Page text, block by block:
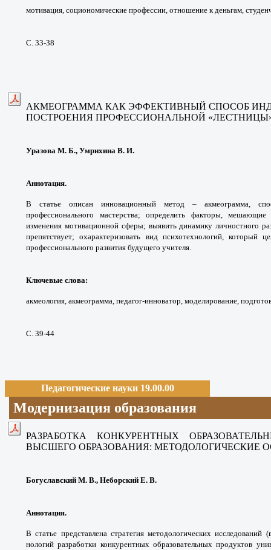
мотивация, социономические профессии, отношение к деньгам,
С. 33-38
АКМЕОГРАММА КАК ЭФФЕКТИВНЫЙ СПОСОБ
ПОСТРОЕНИЯ ПРОФЕССИОНАЛЬНОЙ
Уразова М. Б., Умрихина В. И.
Аннотация.
В статье описан инновационный метод – акмеограмма,
профессионального мастерства; определить факторы,
изменения мотивационной сферы; выявить динамикуличностного
препятствует; охарактеризовать вид психотехнологий, который
профессионального развития будущего учителя.
Ключевые слова:
акмеология, акмеограмма, педагог-инноватор, моделирование,
С. 39-44
Педагогические науки 19.00.00
Модернизация образования
РАЗРАБОТКА КОНКУРЕНТНЫХ
ВЫСШЕГО ОБРАЗОВАНИЯ: МЕТОДОЛОГИЧЕСКИЕ
Богуславский М. В., Неборский Е. В.
Аннотация.
В статье представлена стратегияметодологических исследований
нологийразработки конкурентных образовательныхпродуктов